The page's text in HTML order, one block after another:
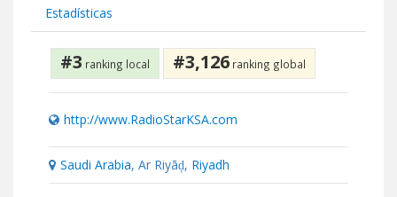
Estadísticas
#3 ranking local #3,126 ranking global
http://www.RadioStarKSA.com
Saudi Arabia, Ar Riyāḑ, Riyadh